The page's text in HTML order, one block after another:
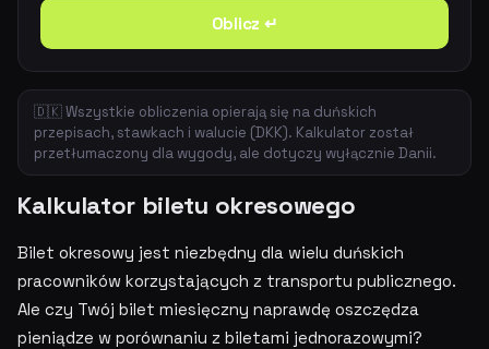
Oblicz ↵
🇩🇰 Wszystkie obliczenia opierają się na duńskich
przepisach, stawkach i walucie (DKK). Kalkulator został
przetłumaczony dla wygody, ale dotyczy wyłącznie Danii.
Kalkulator biletu okresowego
Bilet okresowy jest niezbędny dla wielu duńskich
pracowników korzystających z transportu publicznego.
Ale czy Twój bilet miesięczny naprawdę oszczędza
pieniądze w porównaniu z biletami jednorazowymi?